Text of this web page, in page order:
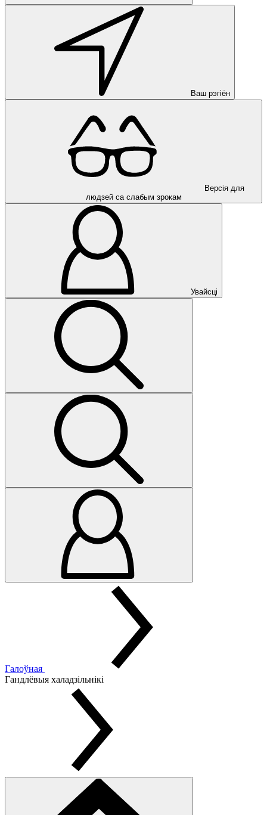
Ваш рэгіён
Версія для
людзей са слабым зрокам
Увайсці
Галоўная
Гандлёвыя халадзільнікі